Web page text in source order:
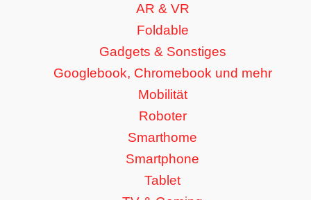
AR & VR
Foldable
Gadgets & Sonstiges
Googlebook, Chromebook und mehr
Mobilität
Roboter
Smarthome
Smartphone
Tablet